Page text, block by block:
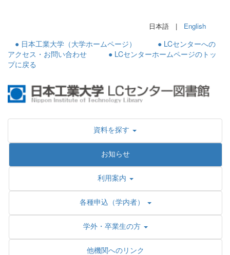
日本語 | English
● 日本工業大学（大学ホームページ）
● LCセンターへの
アクセス・お問い合わせ
● LCセンターホームページのトッ
プに戻る
資料を探す
お知らせ
利用案内
各種申込（学内者）
学外・卒業生の方
他機関へのリンク